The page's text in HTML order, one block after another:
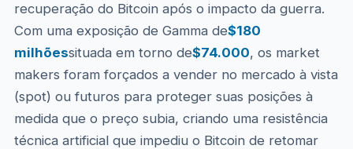
recuperação do Bitcoin após o impacto da guerra.
Com uma exposição de Gamma de$180
milhõessituada em torno de$74.000, os market
makers foram forçados a vender no mercado à vista
(spot) ou futuros para proteger suas posições à
medida que o preço subia, criando uma resistência
técnica artificial que impediu o Bitcoin de retomar